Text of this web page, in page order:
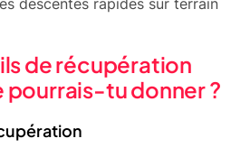
de récupération
tu donner ?